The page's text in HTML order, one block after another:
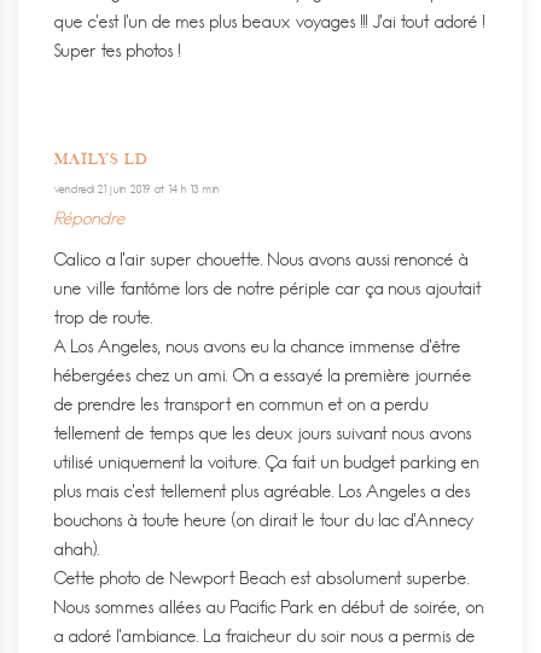
que c’est l’un de mes plus beaux voyages !!! J’ai tout adoré !
Super tes photos !
MAÏLYS LD
vendredi 21 juin 2019 at 14 h 13 min
Répondre
Calico a l’air super chouette. Nous avons aussi renoncé à
une ville fantôme lors de notre périple car ça nous ajoutait
trop de route.
A Los Angeles, nous avons eu la chance immense d’être
hébergées chez un ami. On a essayé la première journée
de prendre les transport en commun et on a perdu
tellement de temps que les deux jours suivant nous avons
utilisé uniquement la voiture. Ça fait un budget parking en
plus mais c’est tellement plus agréable. Los Angeles a des
bouchons à toute heure (on dirait le tour du lac d’Annecy
ahah).
Cette photo de Newport Beach est absolument superbe.
Nous sommes allées au Pacific Park en début de soirée, on
a adoré l’ambiance. La fraicheur du soir nous a permis de